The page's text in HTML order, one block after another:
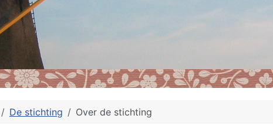
De stichting Over de stichting